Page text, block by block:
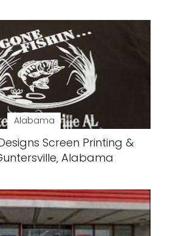
Alabama
Screen Printing &
Alabama